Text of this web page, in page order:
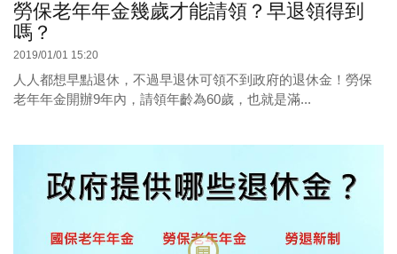
勞保老年年金幾歲才能請領？早退領得到
嗎？
2019/01/01 15:20
人人都想早點退休，不過早退休可領不到政府的退休金！勞保
老年年金開辦9年內，請領年齡為60歲，也就是滿...